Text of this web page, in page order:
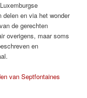
delen en via het wonder
de gerechten
overigens, maar soms
en